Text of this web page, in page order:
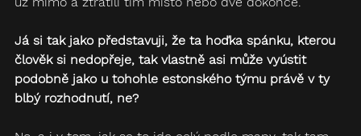
Já si tak jako představuji, že ta hoďka spánku, kterou
člověk si nedopřeje, tak vlastně asi může vyústit
podobně jako u tohohle estonského týmu právě v ty
blbý rozhodnutí, ne?